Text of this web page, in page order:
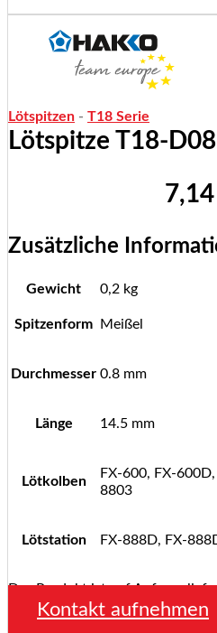
Lötspitzen - T18 Serie
Lötspitze T18-D08
7,14
Zusätzliche
Gewicht 0,2 kg
Spitzenform Meißel
Durchmesser 0.8 mm
Länge 14.5 mm
Lötkolben
FX-600, FX-
8803
Lötstation FX-888D, FX-
Das Produkt ist auf Anfrage
Kontakt aufnehmen